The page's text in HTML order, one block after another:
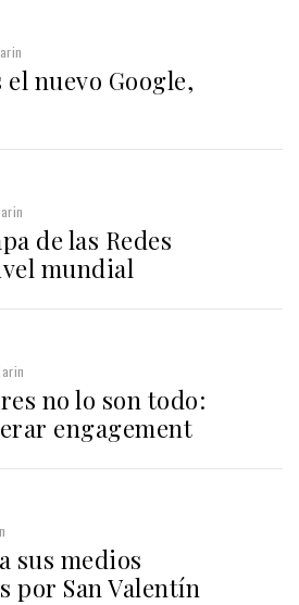
el nuevo Google,
de las Redes
mundial
no lo son todo:
engagement
sus medios
San Valentín